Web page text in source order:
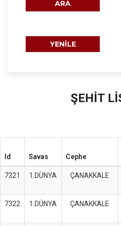
ARA
YENİLE
ŞEHİT
Id Savas Cephe
7321 1.DÜNYA ÇANAKKALE
7322 1.DÜNYA ÇANAKKALE